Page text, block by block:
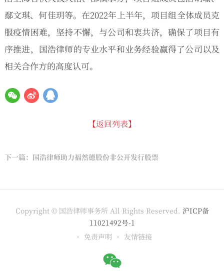
鄢文琪、何佳玥等。在2022年上半年，项目组全体成员克
服疫情困难，坚持不懈，与公司和衷共济，确保了项目有
序推进，国浩律师的专业水平和业务经验赢得了公司以及
相关合作方的高度认可。
【返回列表】
下一篇：国浩律师助力福然德股份非公开发行股票
Copyright © 国浩律师事务所 All Rights Reserved. 沪ICP备
11021492号-1
免责声明
友情链接